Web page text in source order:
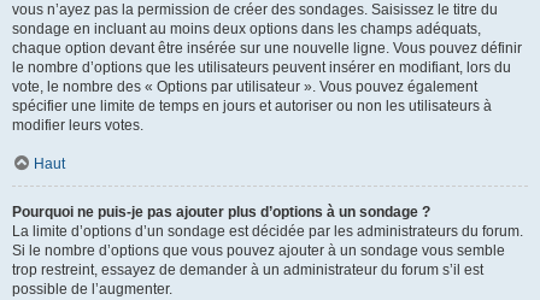
vous n’ayez pas la permission de créer des sondages. Saisissez le titre du
sondage en incluant au moins deux options dans les champs adéquats,
chaque option devant être insérée sur une nouvelle ligne. Vous pouvez définir
le nombre d’options que les utilisateurs peuvent insérer en modifiant, lors du
vote, le nombre des « Options par utilisateur ». Vous pouvez également
spécifier une limite de temps en jours et autoriser ou non les utilisateurs à
modifier leurs votes.
Haut
Pourquoi ne puis-je pas ajouter plus d’options à un sondage ?
La limite d’options d’un sondage est décidée par les administrateurs du forum.
Si le nombre d’options que vous pouvez ajouter à un sondage vous semble
trop restreint, essayez de demander à un administrateur du forum s’il est
possible de l’augmenter.